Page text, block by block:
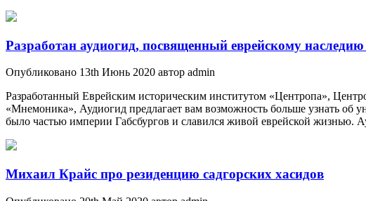
Разработан аудиогид, посвященный еврейскому
Опубликовано 13th Июнь 2020 автор admin
Разработанный Еврейским историческим институтом «Центропа»,
«Мнемоника», Аудиогид предлагает вам возможность больше узнать об
было частью империи Габсбургов и славился живой еврейской жизнью.
Михаил Крайс про резиденцию садгорских хасидов